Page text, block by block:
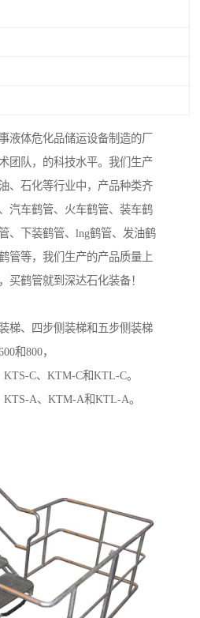
液体危化品储运设备制造的厂
团队，的科技水平。我们生产
、石化等行业中，产品种类齐
汽车鹤管、火车鹤管、装车鹤
、下装鹤管、lng鹤管、发油鹤
管等，我们生产的产品质量上
买鹤管就到深达石化装备！
梯、四步侧装梯和五步侧装梯
和800，
C、KTM-C和KTL-C。
KTS-A、KTM-A和KTL-A。